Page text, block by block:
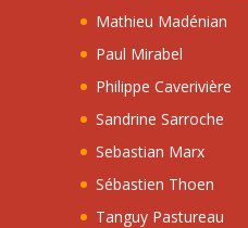
Mathieu Madénian
Paul Mirabel
Philippe Caverivière
Sandrine Sarroche
Sebastian Marx
Sébastien Thoen
Tanguy Pastureau